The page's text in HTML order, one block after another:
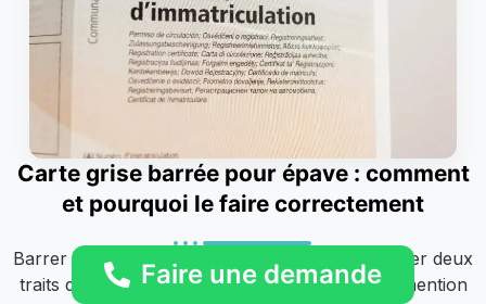
Carte grise barrée pour épave : comment
et pourquoi le faire correctement
Barrer la carte grise d’une épave consiste à tracer deux
traits diagonaux sur le document, à inscrire la mention
Faire une demande